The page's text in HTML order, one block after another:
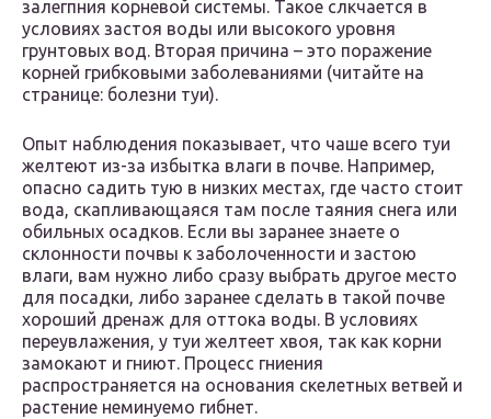
залегпния корневой системы. Такое слкчается в
условиях застоя воды или высокого уровня
грунтовых вод. Вторая причина – это поражение
корней грибковыми заболеваниями (читайте на
странице: болезни туи).
Опыт наблюдения показывает, что чаше всего туи
желтеют из-за избытка влаги в почве. Например,
опасно садить тую в низких местах, где часто стоит
вода, скапливающаяся там после таяния снега или
обильных осадков. Если вы заранее знаете о
склонности почвы к заболоченности и застою
влаги, вам нужно либо сразу выбрать другое место
для посадки, либо заранее сделать в такой почве
хороший дренаж для оттока воды. В условиях
переувлажения, у туи желтеет хвоя, так как корни
замокают и гниют. Процесс гниения
распространяется на основания скелетных ветвей и
растение неминуемо гибнет.